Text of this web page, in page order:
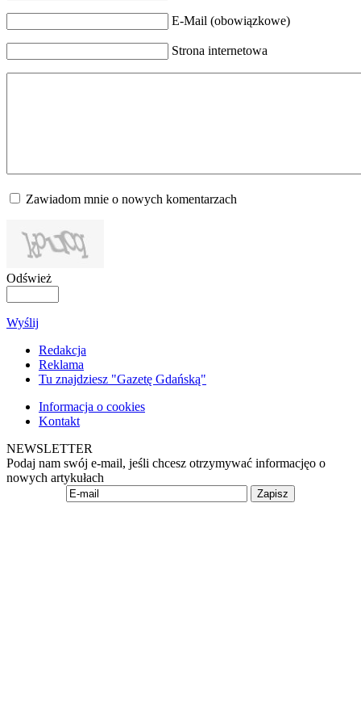
E-Mail (obowiązkowe)
Strona internetowa
Zawiadom mnie o nowych komentarzach
Odśwież
Wyślij
Redakcja
Reklama
Tu znajdziesz "Gazetę Gdańską"
Informacja o cookies
Kontakt
NEWSLETTER
Podaj nam swój e-mail, jeśli chcesz otrzymywać informacjęo o
nowych artykułach
Zapisz